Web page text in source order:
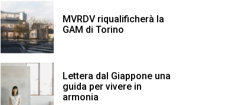
MVRDV riqualificherà la
GAM di Torino
Lettera dal Giappone una
guida per vivere in
armonia